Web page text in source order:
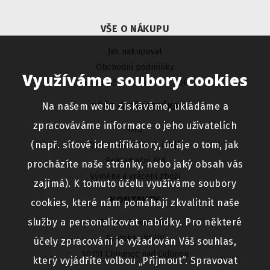
Využíváme soubory cookies
Na našem webu získáváme, ukládáme a
zpracováváme informace o jeho uživatelích
(např. síťové identifikátory, údaje o tom, jak
procházíte naše stránky, nebo jaký obsah vás
zajímá). K tomuto účelu využíváme soubory
cookies, které nám pomáhají zkvalitnit naše
služby a personalizovat nabídky. Pro některé
účely zpracování je vyžadován Váš souhlas,
který vyjádříte volbou „Přijmout“. Spravovat
VŠE O NÁKUPU
Jak nakupovat
Obchodní podmínky
Informační oznámení o ADR
PÉČE O ZÁKAZNÍKA
FAQ
Ochrana osobních údajů
Reklamační řád
Výměna a vrácení zboží
KONTAKTY
Bikers Crown s.r.o.
Pražská 481/IV
50351 Chlumec nad Cidlinou